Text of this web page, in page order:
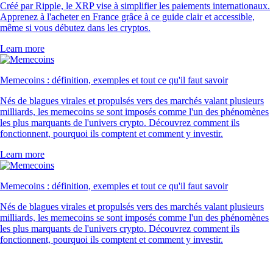
Créé par Ripple, le XRP vise à simplifier les paiements internationaux.
Apprenez à l'acheter en France grâce à ce guide clair et accessible,
même si vous débutez dans les cryptos.
Learn more
Memecoins : définition, exemples et tout ce qu'il faut savoir
Nés de blagues virales et propulsés vers des marchés valant plusieurs
milliards, les memecoins se sont imposés comme l'un des phénomènes
les plus marquants de l'univers crypto. Découvrez comment ils
fonctionnent, pourquoi ils comptent et comment y investir.
Learn more
Memecoins : définition, exemples et tout ce qu'il faut savoir
Nés de blagues virales et propulsés vers des marchés valant plusieurs
milliards, les memecoins se sont imposés comme l'un des phénomènes
les plus marquants de l'univers crypto. Découvrez comment ils
fonctionnent, pourquoi ils comptent et comment y investir.